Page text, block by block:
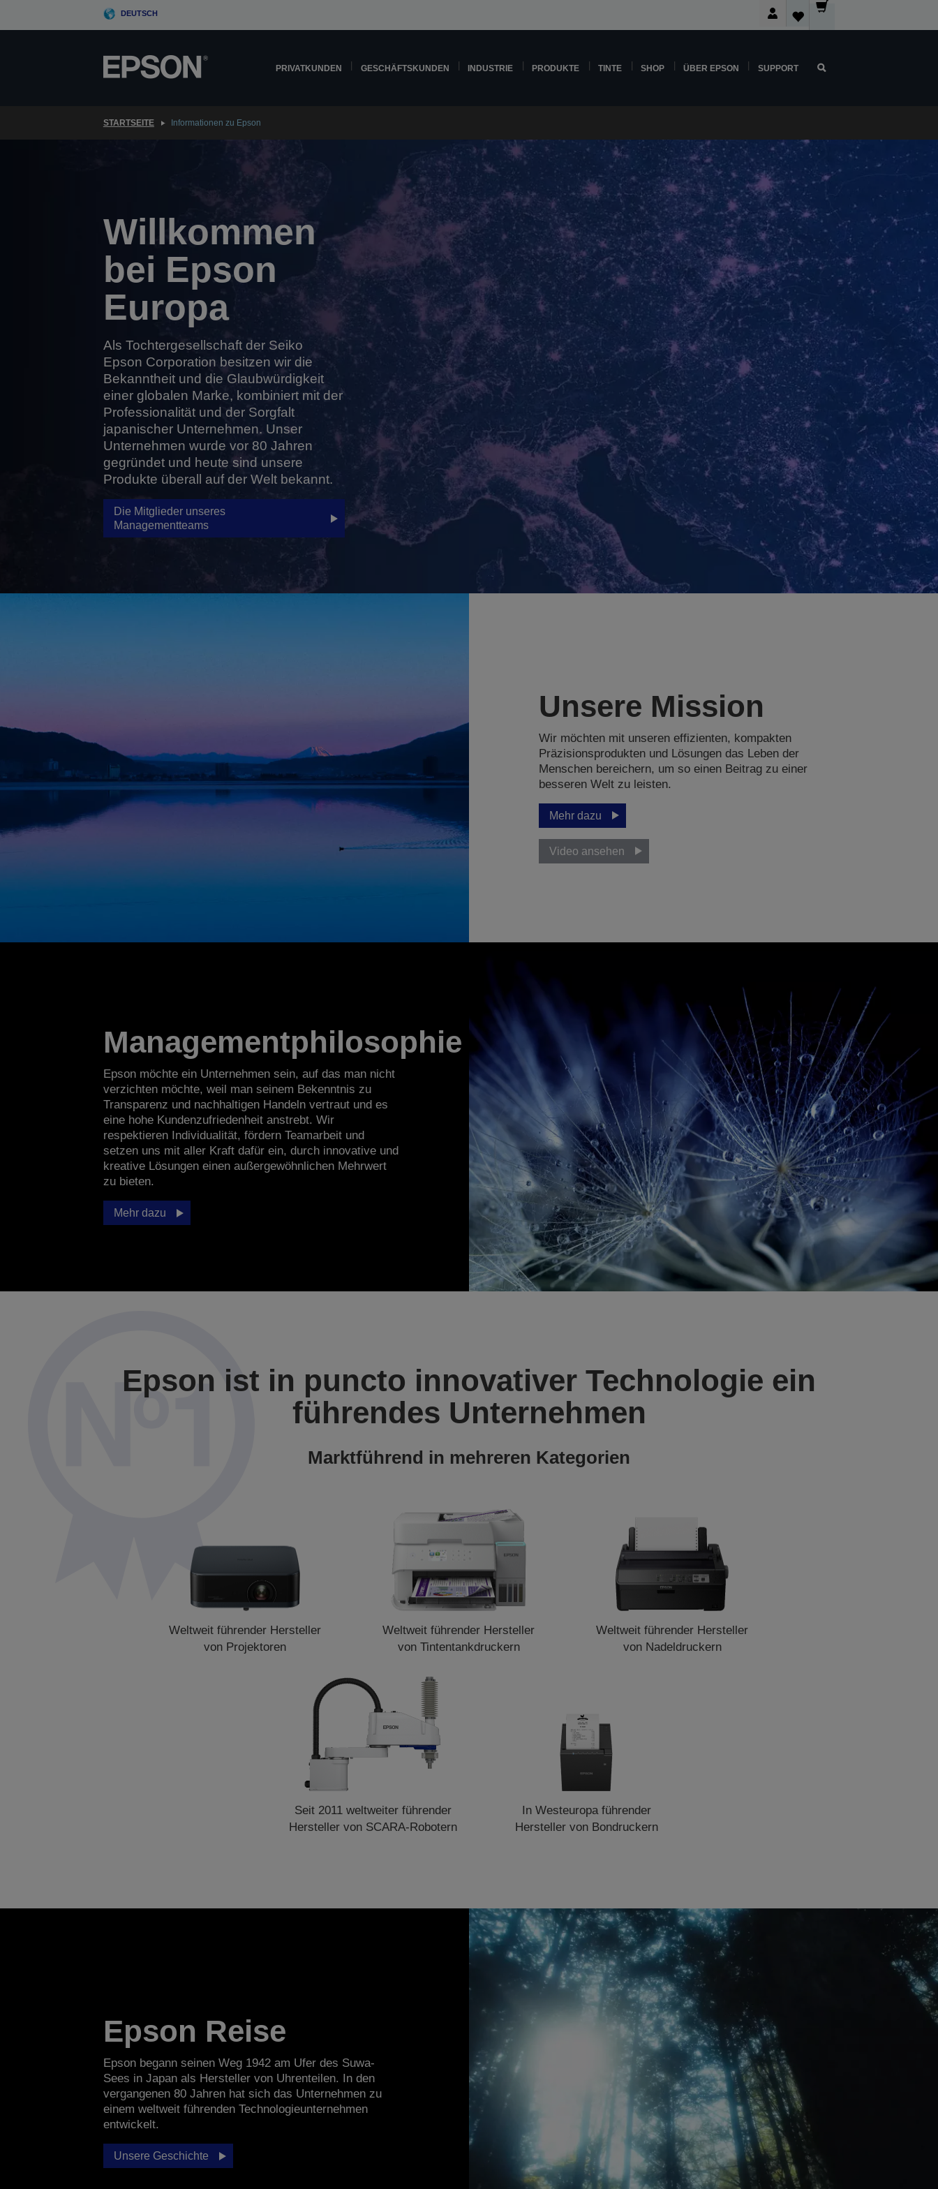
DEUTSCH
PRIVATKUNDEN GESCHÄFTSKUNDEN INDUSTRIE PRODUKTE TINTE SHOP ÜBER EPSON SUPPORT
STARTSEITE Informationen zu Epson
Willkommen
bei Epson
Europa
Als Tochtergesellschaft der Seiko
Epson Corporation besitzen wir die
Bekanntheit und die Glaubwürdigkeit
einer globalen Marke, kombiniert mit der
Professionalität und der Sorgfalt
japanischer Unternehmen. Unser
Unternehmen wurde vor 80 Jahren
gegründet und heute sind unsere
Produkte überall auf der Welt bekannt.
Die Mitglieder unseres
Managementteams
Unsere Mission
Wir möchten mit unseren effizienten, kompakten
Präzisionsprodukten und Lösungen das Leben der
Menschen bereichern, um so einen Beitrag zu einer
besseren Welt zu leisten.
Mehr dazu
Video ansehen
Managementphilosophie
Epson möchte ein Unternehmen sein, auf das man nicht
verzichten möchte, weil man seinem Bekenntnis zu
Transparenz und nachhaltigen Handeln vertraut und es
eine hohe Kundenzufriedenheit anstrebt. Wir
respektieren Individualität, fördern Teamarbeit und
setzen uns mit aller Kraft dafür ein, durch innovative und
kreative Lösungen einen außergewöhnlichen Mehrwert
zu bieten.
Mehr dazu
Epson ist in puncto innovativer Technologie ein
führendes Unternehmen
Marktführend in mehreren Kategorien
Weltweit führender Hersteller
von Projektoren
Weltweit führender Hersteller
von Tintentankdruckern
Weltweit führender Hersteller
von Nadeldruckern
Seit 2011 weltweiter führender
Hersteller von SCARA-Robotern
In Westeuropa führender
Hersteller von Bondruckern
Epson Reise
Epson begann seinen Weg 1942 am Ufer des Suwa-
Sees in Japan als Hersteller von Uhrenteilen. In den
vergangenen 80 Jahren hat sich das Unternehmen zu
einem weltweit führenden Technologieunternehmen
entwickelt.
Unsere Geschichte